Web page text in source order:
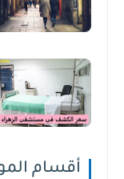
أقسام